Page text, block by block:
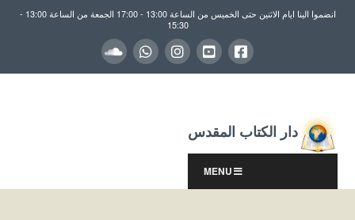
انضموا الينا ايام الاثنين حتى الخميس من الساعة 13:00 - 17:00 الجمعة من الساعة 13:00 -
15:30
دار الكتاب المقدس
MENU